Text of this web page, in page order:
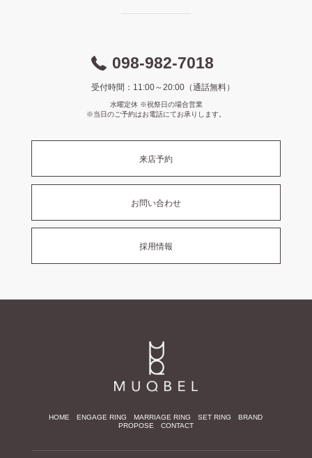
098-982-7018
受付時間：11:00～20:00（通話無料）
水曜定休 ※祝祭日の場合営業
※当日のご予約はお電話にてお承りします。
来店予約
お問い合わせ
採用情報
HOME ENGAGE RING MARRIAGE RING SET RING
BRAND
PROPOSE
CONTACT